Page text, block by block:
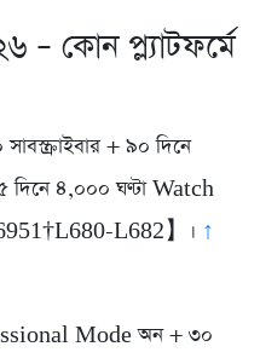
– কোন প্ল্যাটফর্মে
+ ৯০ দিনে
৪,০০০ ঘণ্টা Watch
L682】। ↑
Mode অন + ৩০